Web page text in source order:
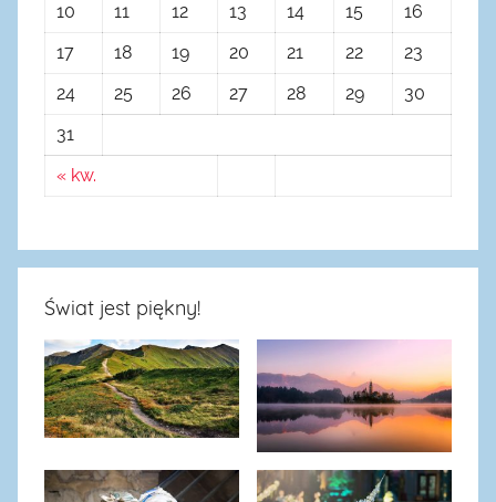
« kw.
10
11 12 13 14 15
16
17
18 19 20 21 22
23
24
25 26 27 28 29
30
31
Świat jest piękny!